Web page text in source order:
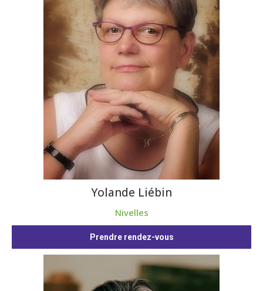
Yolande Liébin
Nivelles
Prendre rendez-vous